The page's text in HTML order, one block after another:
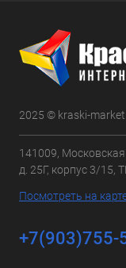
2025 © kraski-
141009,
д. 25Г, корпус 3/15,
Посмотреть на
+7(903)755-